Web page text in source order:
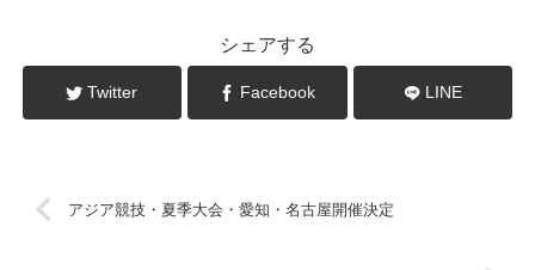
シェアする
Twitter Facebook LINE
アジア競技・夏季大会・愛知・名古屋開催決定